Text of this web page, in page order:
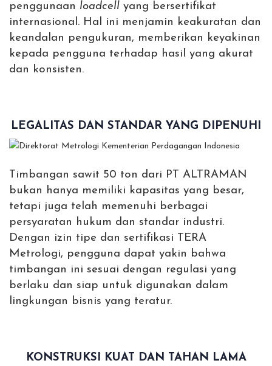
penggunaan loadcell yang bersertifikat
internasional. Hal ini menjamin keakuratan dan
keandalan pengukuran, memberikan keyakinan
kepada pengguna terhadap hasil yang akurat
dan konsisten.
LEGALITAS DAN STANDAR YANG DIPENUHI
Timbangan sawit 50 ton dari PT ALTRAMAN
bukan hanya memiliki kapasitas yang besar,
tetapi juga telah memenuhi berbagai
persyaratan hukum dan standar industri.
Dengan izin tipe dan sertifikasi TERA
Metrologi, pengguna dapat yakin bahwa
timbangan ini sesuai dengan regulasi yang
berlaku dan siap untuk digunakan dalam
lingkungan bisnis yang teratur.
KONSTRUKSI KUAT DAN TAHAN LAMA